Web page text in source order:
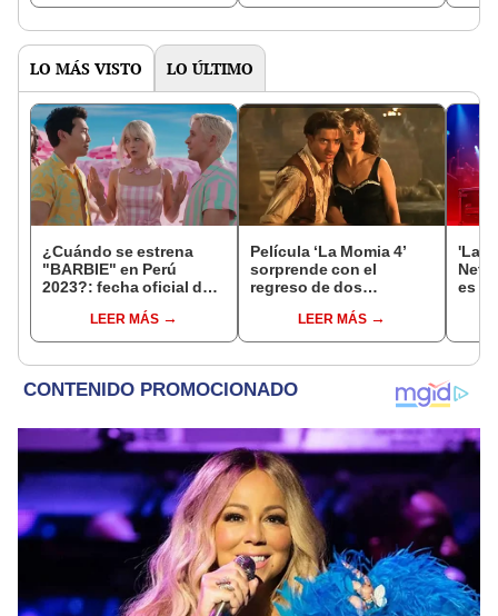
LO MÁS VISTO LO ÚLTIMO
¿Cuándo se estrena
"BARBIE" en Perú
2023?: fecha oficial de
película completa
LEER MÁS
Película ‘La Momia 4’
sorprende con el
regreso de dos
junto a Brendan Fraser y
Rachel Weisz
LEER MÁS
'La
es